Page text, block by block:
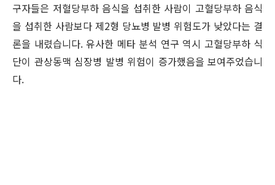
구자들은 저혈당부하 음식을 섭취한 사람이 고혈당부하 음식
을 섭취한 사람보다 제2형 당뇨병 발병 위험도가 낮았다는 결
론을 내렸습니다. 유사한 메타 분석 연구 역시 고혈당부하 식
단이 관상동맥 심장병 발병 위험이 증가했음을 보여주었습니
다.